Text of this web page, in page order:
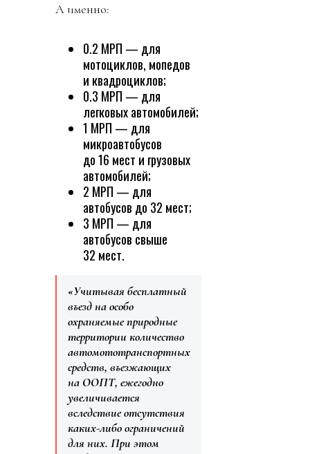
А именно:
0.2 МРП — для
мотоциклов, мопедов
и квадроциклов;
0.3 МРП — для
легковых автомобилей;
1 МРП — для
микроавтобусов
до 16 мест и грузовых
автомобилей;
2 МРП — для
автобусов до 32 мест;
3 МРП — для
автобусов свыше
32 мест.
«Учитывая бесплатный
въезд на особо
охраняемые природные
территории количество
автомототранспортных
средств, въезжающих
на ООПТ, ежегодно
увеличивается
вследствие отсутствия
каких-либо ограничений
для них. При этом